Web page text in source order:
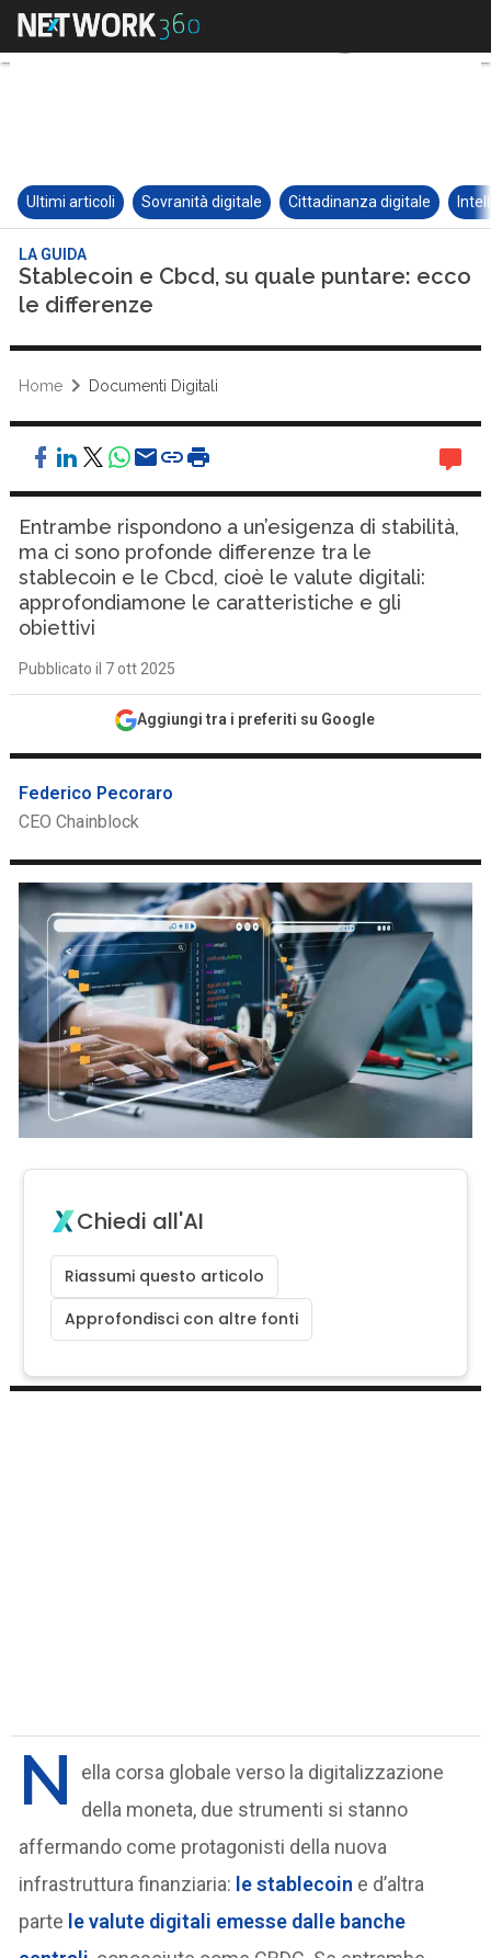
Ultimi articoli Sovranità digitale Cittadinanza digitale
LA GUIDA
Stablecoin e Cbcd, su quale puntare: ecco
le differenze
Home Documenti Digitali
Entrambe rispondono a un’esigenza di stabilità,
ma ci sono profonde differenze tra le
stablecoin e le Cbcd, cioè le valute digitali:
approfondiamone le caratteristiche e gli
obiettivi
Pubblicato il 7 ott 2025
Aggiungi tra i preferiti su Google
Federico Pecoraro
CEO Chainblock
Chiedi all'AI
Riassumi questo articolo
Approfondisci con altre fonti
N
ella corsa globale verso la digitalizzazione
della moneta, due strumenti si stanno
affermando come protagonisti della nuova
infrastruttura finanziaria: le stablecoin e d’altra
parte le valute digitali emesse dalle banche